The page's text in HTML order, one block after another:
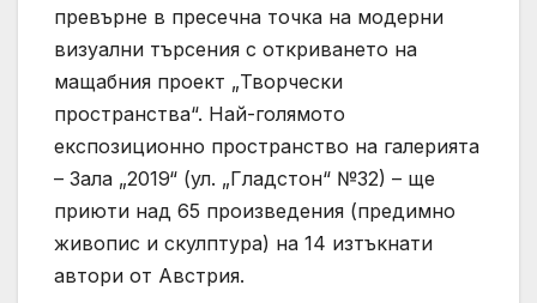
превърне в пресечна точка на модерни
визуални търсения с откриването на
мащабния проект „Творчески
пространства“. Най-голямото
експозиционно пространство на галерията
– Зала „2019“ (ул. „Гладстон“ №32) – ще
приюти над 65 произведения (предимно
живопис и скулптура) на 14 изтъкнати
автори от Австрия.